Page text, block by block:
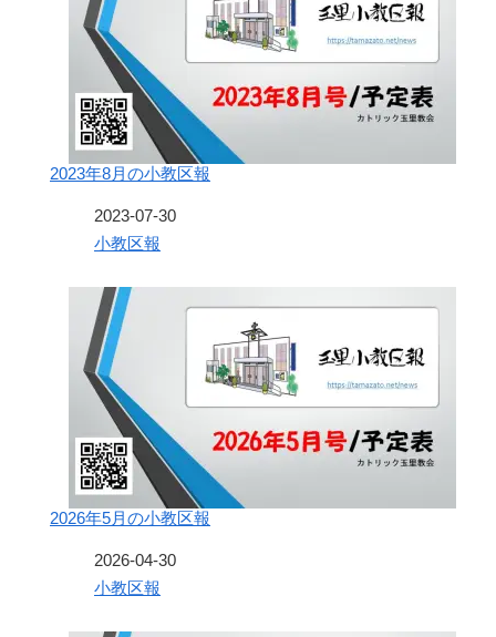
2023年8月の小教区報
2023-07-30
関連理由小教区報
2026年5月の小教区報
2026-04-30
関連理由小教区報